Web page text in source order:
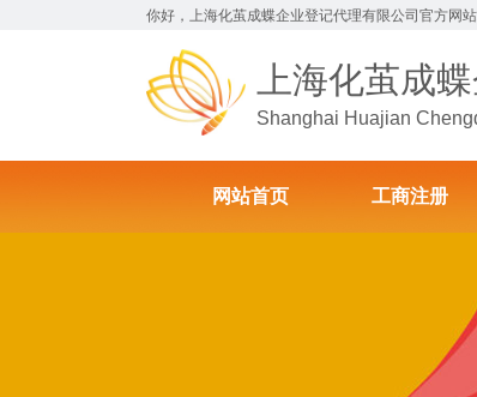
你好，上海化茧成蝶企业登记代理有限公司官方网站
上海化茧成
Shanghai Huajian
网站首页 工商注册